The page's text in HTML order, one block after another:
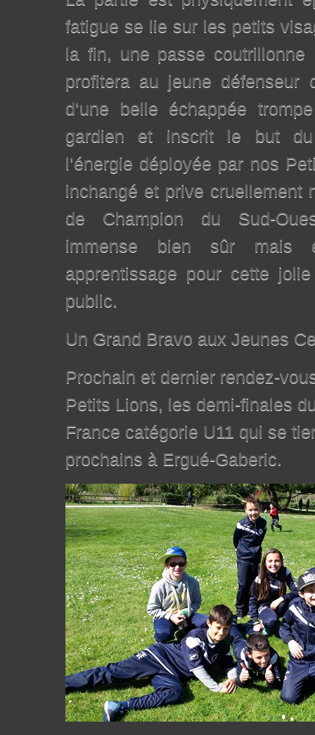
fatigue se lie sur les petits
la fin, une passe
profitera au jeune défenseur
d’une belle échappée
gardien et inscrit le but
l’énergie déployée par nos
inchangé et prive cruellement
de Champion du Sud-
immense bien sûr mais
apprentissage pour cette
public.
Un Grand Bravo aux Jeunes
Prochain et dernier rendez-
Petits Lions, les demi-finales
France catégorie U11 qui se
prochains à Ergué-Gaberic.